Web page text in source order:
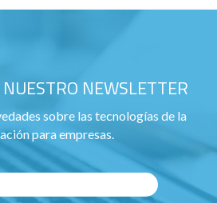
NEWSLETTER
sobre las tecnologías de la
para empresas.